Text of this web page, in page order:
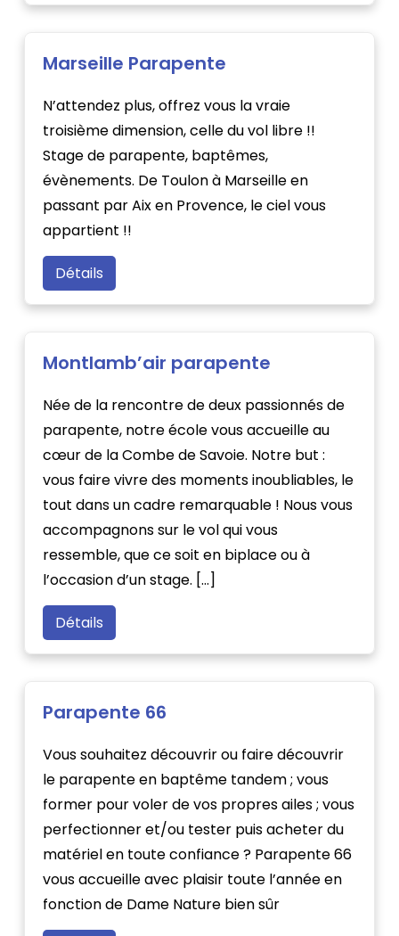
Marseille Parapente
N’attendez plus, offrez vous la vraie
troisième dimension, celle du vol libre !!
Stage de parapente, baptêmes,
évènements. De Toulon à Marseille en
passant par Aix en Provence, le ciel vous
appartient !!
Détails
Montlamb’air parapente
Née de la rencontre de deux passionnés de
parapente, notre école vous accueille au
cœur de la Combe de Savoie. Notre but :
vous faire vivre des moments inoubliables, le
tout dans un cadre remarquable ! Nous vous
accompagnons sur le vol qui vous
ressemble, que ce soit en biplace ou à
l’occasion d’un stage. […]
Détails
Parapente 66
Vous souhaitez découvrir ou faire découvrir
le parapente en baptême tandem ; vous
former pour voler de vos propres ailes ; vous
perfectionner et/ou tester puis acheter du
matériel en toute confiance ? Parapente 66
vous accueille avec plaisir toute l’année en
fonction de Dame Nature bien sûr